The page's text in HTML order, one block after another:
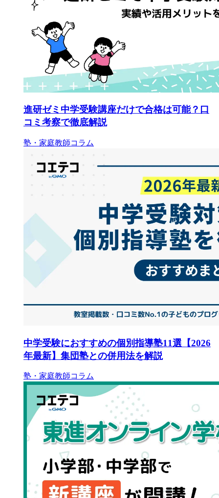
進研ゼミ中学受験講座だけで合格は可能？口
コミ考察で徹底解説
塾・家庭教師コラム
中学受験におすすめの個別指導塾11選【2026
年最新】集団塾との併用法を解説
塾・家庭教師コラム